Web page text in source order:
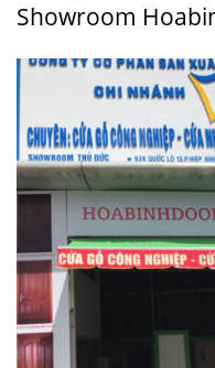
Showroom